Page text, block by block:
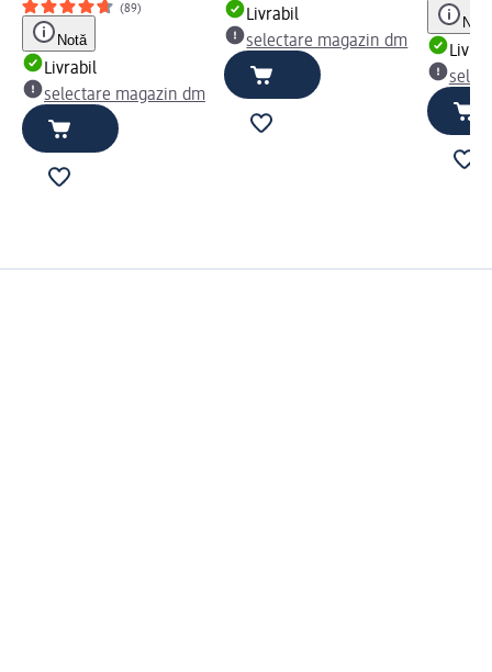
(89)
Notă
Livrabil
selectare magazin dm
Livrabil
selectare magazin dm
Notă